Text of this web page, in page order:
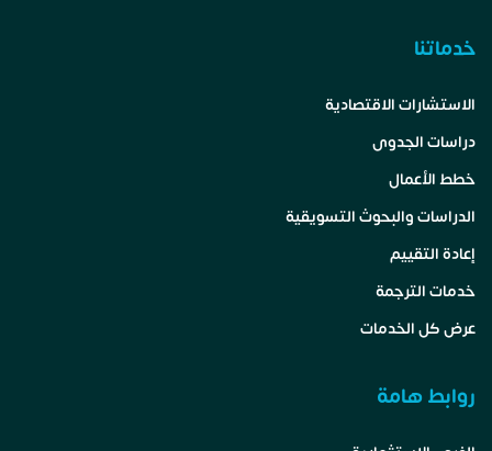
خدماتنا
الاستشارات الاقتصادية
دراسات الجدوى
خطط الأعمال
الدراسات والبحوث التسويقية
إعادة التقييم
خدمات الترجمة
عرض كل الخدمات
روابط هامة